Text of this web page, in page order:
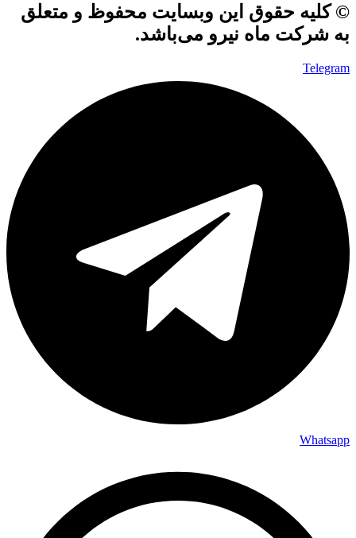
© کلیه حقوق این وبسایت محفوظ و متعلق
به شرکت ماه نیرو می‌باشد.
Telegram
Whatsapp